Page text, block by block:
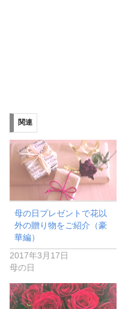
関連
母の日プレゼントで花以
外の贈り物をご紹介（豪
華編）
2017年3月17日
母の日